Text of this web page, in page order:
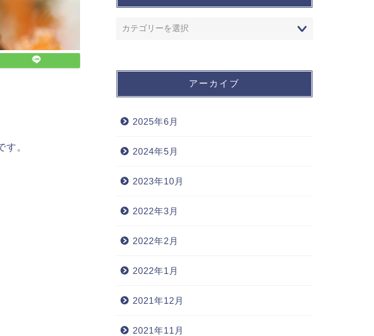
。
アーカイブ
2025年6月
2024年5月
2023年10月
2022年3月
2022年2月
2022年1月
2021年12月
2021年11月